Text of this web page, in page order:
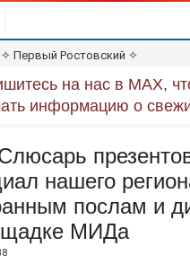
✧ Первый Ростовский ✧
на нас в MAX,
информацию о
нашего
послам и
МИДа